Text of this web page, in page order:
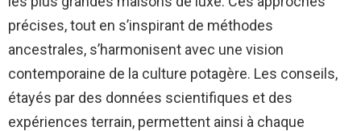
précises, tout en s’inspirant de méthodes
ancestrales, s’harmonisent avec une vision
contemporaine de la culture potagère. Les conseils,
étayés par des données scientifiques et des
expériences terrain, permettent ainsi à chaque